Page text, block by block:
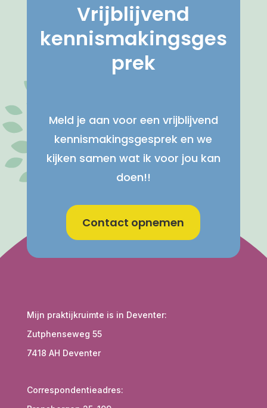
Vrijblijvend
kennismakingsges
prek
Meld je aan voor een vrijblijvend
kennismakingsgesprek en we
kijken samen wat ik voor jou kan
doen!!
Contact opnemen
Mijn praktijkruimte is in Deventer:
Zutphenseweg 55
7418 AH Deventer
Correspondentieadres: